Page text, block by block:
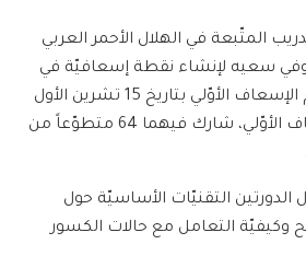
المتّبعة في الهلال الأحمر العربي
وفي سعيه لإنشاء نقطة إسعافيّة في
مدينة شهبا، أنهى قسم الإسعاف الأوّلي بتاريخ 15 تشرين الأول
دورتين في مبادئ الإسعاف الأوّلي، شارك فيهما 64 متطوّعاً من
التقنيّات الأساسيّة حول
التعامل مع حالات الكسور